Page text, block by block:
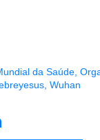
da Saúde
Wuhan